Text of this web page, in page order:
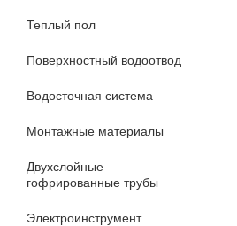
Теплый пол
Поверхностный водоотвод
Водосточная система
Монтажные материалы
Двухслойные
гофрированные трубы
Электроинструмент